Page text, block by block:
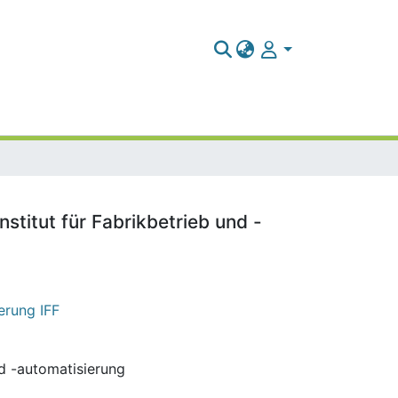
für Fabrikbetrieb und -
IFF
-automatisierung